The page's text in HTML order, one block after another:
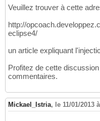
Veuillez trouver à cette
http://
eclipse4/
un article expliquant
Profitez de cette
commentaires.
Mickael_Istria, le 11/01/2013